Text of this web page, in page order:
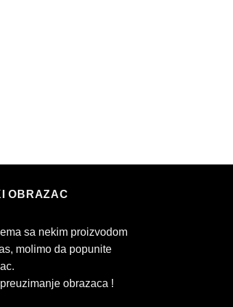
OBRAZAC
sa nekim proizvodom
molimo da popunite
obrazaca !